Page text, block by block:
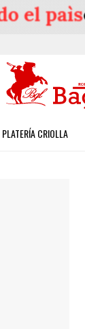
PLATERÍA CRIOLLA